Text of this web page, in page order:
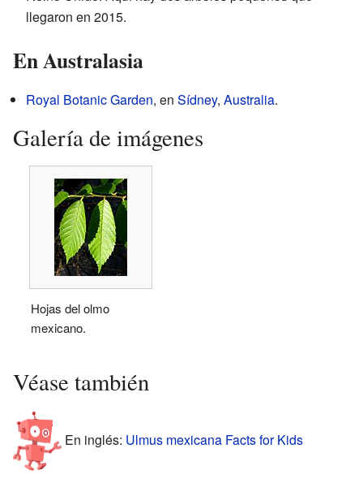
llegaron en 2015.
En Australasia
Royal Botanic Garden, en Sídney, Australia.
Galería de imágenes
Hojas del olmo
mexicano.
Véase también
En inglés: Ulmus mexicana Facts for Kids